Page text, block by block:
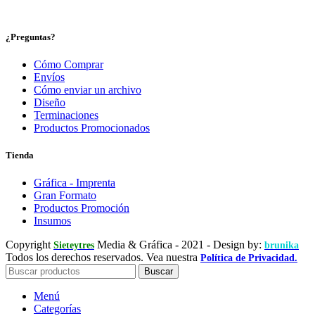
¿Preguntas?
Cómo Comprar
Envíos
Cómo enviar un archivo
Diseño
Terminaciones
Productos Promocionados
Tienda
Gráfica - Imprenta
Gran Formato
Productos Promoción
Insumos
Copyright Sieteytres Media & Gráfica - 2021 - Design by: brunika
Todos los derechos reservados. Vea nuestra Política de Privacidad.
Buscar
Menú
Categorías